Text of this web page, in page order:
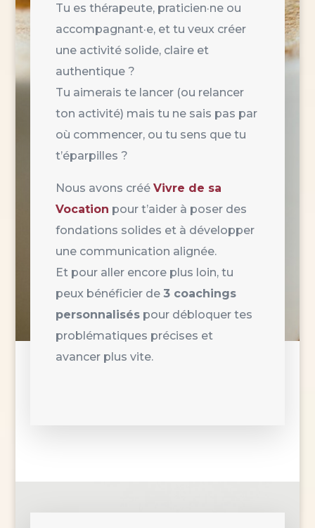
Tu es thérapeute, praticien·ne ou
accompagnant·e, et tu veux créer
une activité solide, claire et
authentique ?
Tu aimerais te lancer (ou relancer
ton activité) mais tu ne sais pas par
où commencer, ou tu sens que tu
t’éparpilles ?
Nous avons créé Vivre de sa
Vocation pour t’aider à poser des
fondations solides et à développer
une communication alignée.
Et pour aller encore plus loin, tu
peux bénéficier de 3 coachings
personnaliséspour débloquer tes
problématiques précises et
avancer plus vite.